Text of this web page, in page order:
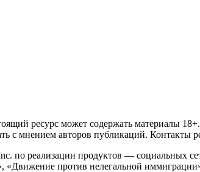
ресурс может содержать материалы 18+.
мнением авторов публикаций. Контакты
по реализации продуктов — социальных
«Движение против нелегальной